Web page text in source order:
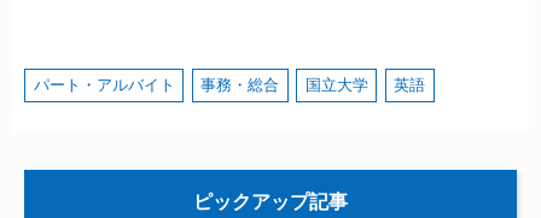
パート・アルバイト 事務・総合 国立大学 英語
ピックアップ記事